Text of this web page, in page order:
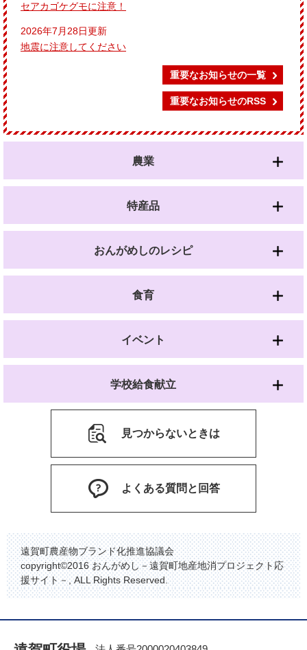
セアカゴケグモに注意！
2026年7月28日更新
地震に注意してください
重要なお知らせの一覧
重要なお知らせのRSS
農業
特産品
おんがめしのレシピ
食育
イベント
学校給食献立
見つからないときは
よくある質問と回答
遠賀町農産物ブランド化推進協議会
copyright©2016 おんがめし－遠賀町地産地消プロジェクト応
援サイト－, ALL Rights Reserved.